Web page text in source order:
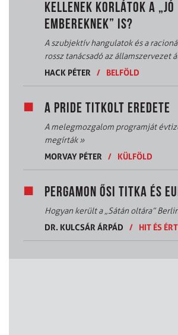
KELLENEK KORLÁTOK A „JÓ
EMBEREKNEK” IS?
A szubjektív hangulatok és a
rossz tanácsadó az államszervezet
HACK PÉTER
/ BELFÖLD
A PRIDE TITKOLT EREDETE
A melegmozgalom programját
megírták»
MORVAY PÉTER
/ KÜLFÖLD
PERGAMON ŐSI TITKA ÉS
Hogyan került a „Sátán oltára”
DR. KULCSÁR ÁRPÁD
/ HIT ÉS